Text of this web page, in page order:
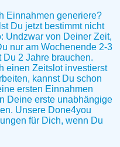
Einnahmen generiere?
Du jetzt bestimmt nicht
Undzwar von Deiner Zeit,
nur am Wochenende 2-3
Du 2 Jahre brauchen.
einen Zeitslot investierst
kannst Du schon
ersten Einnahmen
Deine erste unabhängige
Unsere Done4you
für Dich, wenn Du